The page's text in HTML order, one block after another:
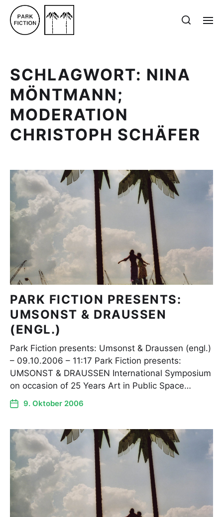
SCHLAGWORT: NINA
MÖNTMANN;
MODERATION
CHRISTOPH SCHÄFER
PARK FICTION PRESENTS:
UMSONST & DRAUSSEN
(ENGL.)
Park Fiction presents: Umsonst & Draussen (engl.)
– 09.10.2006 – 11:17 Park Fiction presents:
UMSONST & DRAUSSEN International Symposium
on occasion of 25 Years Art in Public Space…
9. Oktober 2006